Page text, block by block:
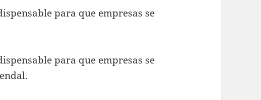
para que empresas se
para que empresas se